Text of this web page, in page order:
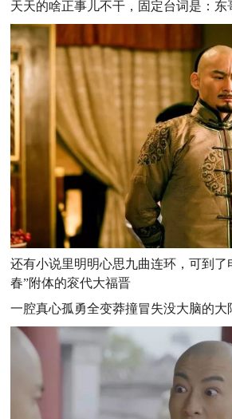
天天的啥正事儿不干，固定台词是：东
还有小说里明明心思九曲连环，可到了
春”附体的衮代大福晋
一腔真心孤勇全变莽撞冒失没大脑的大